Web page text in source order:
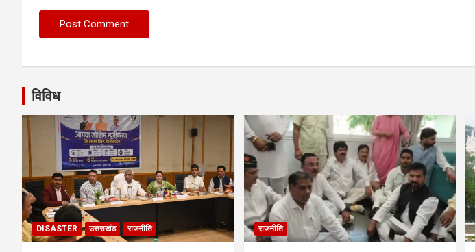
विविध
DISASTER उत्तराखंड राजनीति राजनीति